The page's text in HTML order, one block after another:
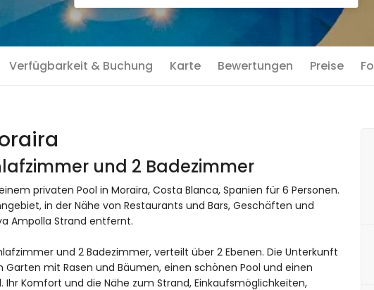
Verfügbarkeit & Buchung Karte Bewertungen Preise
und 2 Badezimmer
privaten Pool in Moraira, Costa Blanca, Spanien für 6 Personen.
in der Nähe von Restaurants und Bars, Geschäften und
Ampolla Strand entfernt.
und 2 Badezimmer, verteilt über 2 Ebenen. Die Unterkunft
mit Rasen und Bäumen, einen schönen Pool und einen
Komfort und die Nähe zum Strand, Einkaufsmöglichkeiten,